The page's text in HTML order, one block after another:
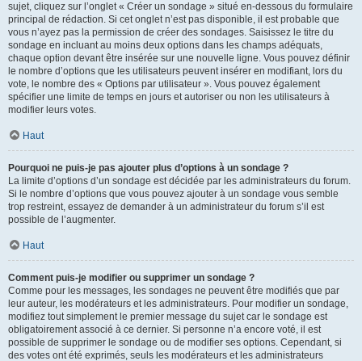
sujet, cliquez sur l’onglet « Créer un sondage » situé en-dessous du formulaire
principal de rédaction. Si cet onglet n’est pas disponible, il est probable que
vous n’ayez pas la permission de créer des sondages. Saisissez le titre du
sondage en incluant au moins deux options dans les champs adéquats,
chaque option devant être insérée sur une nouvelle ligne. Vous pouvez définir
le nombre d’options que les utilisateurs peuvent insérer en modifiant, lors du
vote, le nombre des « Options par utilisateur ». Vous pouvez également
spécifier une limite de temps en jours et autoriser ou non les utilisateurs à
modifier leurs votes.
Haut
Pourquoi ne puis-je pas ajouter plus d’options à un sondage ?
La limite d’options d’un sondage est décidée par les administrateurs du forum.
Si le nombre d’options que vous pouvez ajouter à un sondage vous semble
trop restreint, essayez de demander à un administrateur du forum s’il est
possible de l’augmenter.
Haut
Comment puis-je modifier ou supprimer un sondage ?
Comme pour les messages, les sondages ne peuvent être modifiés que par
leur auteur, les modérateurs et les administrateurs. Pour modifier un sondage,
modifiez tout simplement le premier message du sujet car le sondage est
obligatoirement associé à ce dernier. Si personne n’a encore voté, il est
possible de supprimer le sondage ou de modifier ses options. Cependant, si
des votes ont été exprimés, seuls les modérateurs et les administrateurs